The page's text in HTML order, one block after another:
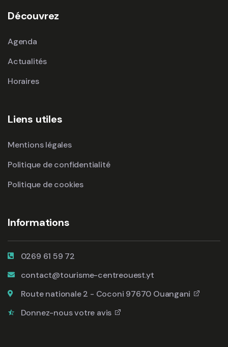
Découvrez
Agenda
Actualités
Horaires
Liens utiles
Mentions légales
Politique de confidentialité
Politique de cookies
Informations
0269 61 59 72
contact@tourisme-centreouest.yt
Route nationale 2 - Coconi 97670 Ouangani
Donnez-nous votre avis